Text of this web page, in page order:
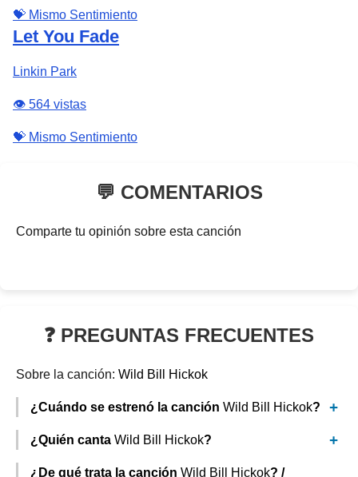
💝 Mismo Sentimiento
Let You Fade
Linkin Park
👁️ 564 vistas
💝 Mismo Sentimiento
💬 COMENTARIOS
Comparte tu opinión sobre esta canción
❓ PREGUNTAS FRECUENTES
Sobre la canción: Wild Bill Hickok
¿Cuándo se estrenó la canción Wild Bill Hickok?
¿Quién canta Wild Bill Hickok?
¿De qué trata la canción Wild Bill Hickok? /